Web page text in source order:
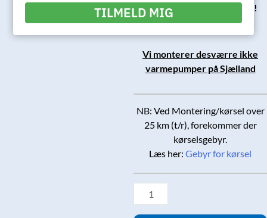
Vi står klar til at hjælpe dig!
Vi monterer desværre ikke
varmepumper på Sjælland
NB: Ved Montering/kørsel over
25 km (t/r), forekommer der
kørselsgebyr.
Læs her: Gebyr for kørsel
Daikin
varmepumpe
email
TILMELD MIG